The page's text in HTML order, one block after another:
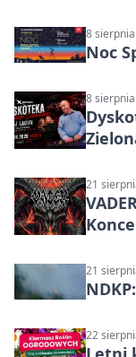
8
Noc
8
21
21
22